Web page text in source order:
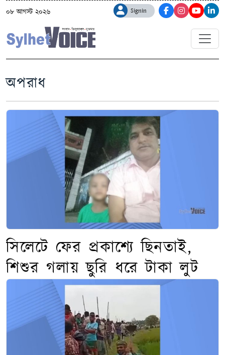
০৮ আগস্ট ২০২৬ Signin
অপরাধ
সিলেটে ফের প্রকাশ্যে ছিনতাই,
শিশুর গলায় ছুরি ধরে টাকা লুট